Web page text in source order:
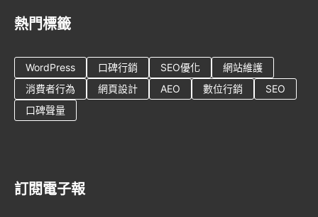
熱門標籤
WordPress 口碑行銷 SEO優化
網站維護
消費者行為
網頁設計 AEO 數位行銷
SEO
口碑聲量
訂閱電子報